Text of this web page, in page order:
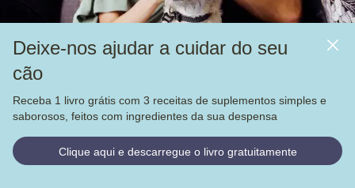
Deixe-nos ajudar a cuidar do seu
cão
Receba 1 livro grátis com 3 receitas de suplementos simples e
saborosos, feitos com ingredientes da sua despensa
Clique aqui e descarregue o livro gratuitamente
Produtos
Mais
Alimentação
Veja nossas4.000 avaliações no
2022